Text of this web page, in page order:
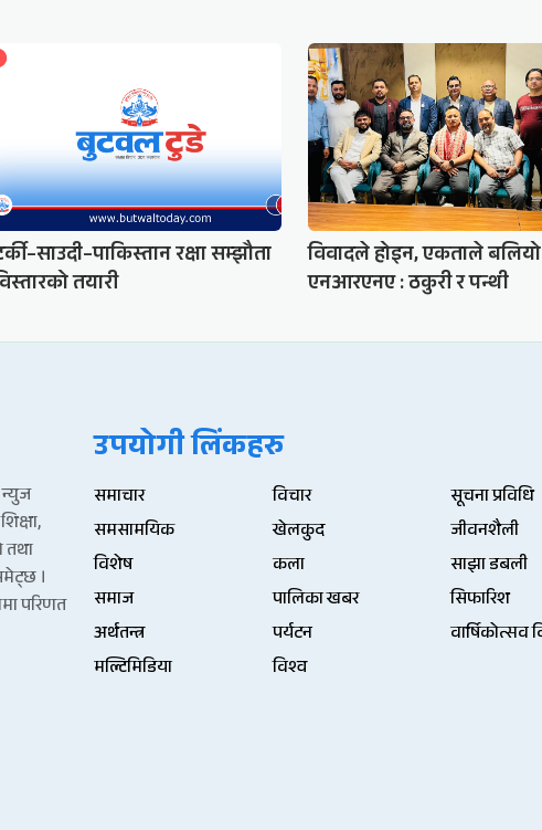
रक्षा सम्झौता
तयारी
विवादले होइन, एकताले
एनआरएनए : ठकुरी र पन्थी
तथा
।
परिणत
उपयोगी लिंकहरु
समाचार
समसामयिक
विशेष
समाज
अर्थतन्त्र
मल्टिमिडिया
विचार
खेलकुद
कला
पालिका खबर
पर्यटन
विश्व
सूचना प्रविधि
जीवनशैली
साझा डबली
सिफारिश
वार्षिकोत्सव